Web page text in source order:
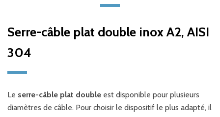
Serre-câble plat double inox A2, AISI
304
Le serre-câble plat double est disponible pour plusieurs
diamètres de câble. Pour choisir le dispositif le plus adapté, il